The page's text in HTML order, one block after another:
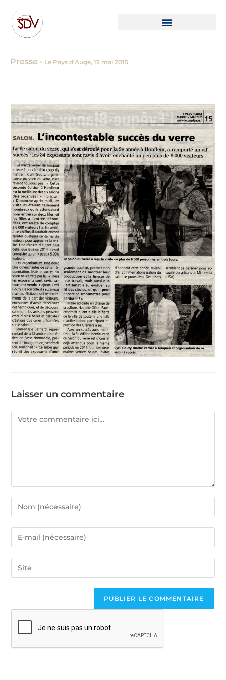
Presse > Le Pays d’Auge, 12 mai 2015
Laisser un commentaire